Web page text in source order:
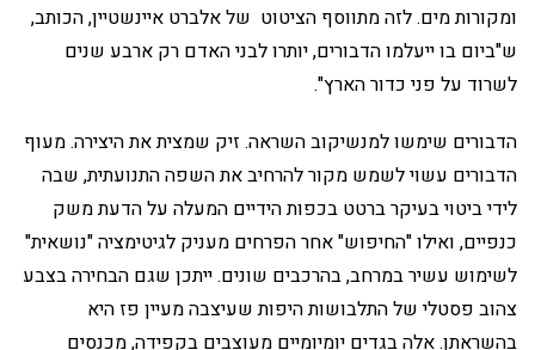
ומקורות מים. לזה מתווסף הציטוט של אלברט איינשטיין, הכותב,
ש"ביום בו ייעלמו הדבורים, יותרו לבני האדם רק ארבע שנים
לשרוד על פני כדור הארץ".
הדבורים שימשו למנשיקוב השראה. זיק שמצית את היצירה. מעוף
הדבורים עשוי לשמש מקור להרחיב את השפה התנועתית, שבה
לידי ביטוי בעיקר ברטט בכפות הידיים המעלה על הדעת משק
כנפיים, ואילו "החיפוש" אחר הפרחים מעניק לגיטימציה "נושאית"
לשימוש עשיר במרחב, בהרכבים שונים. ייתכן שגם הבחירה בצבע
צהוב פסטלי של התלבושות היפות שעיצבה מעיין פז היא
בהשראתן. אלה בגדים יומיומיים מעוצבים בקפידה, מכנסים